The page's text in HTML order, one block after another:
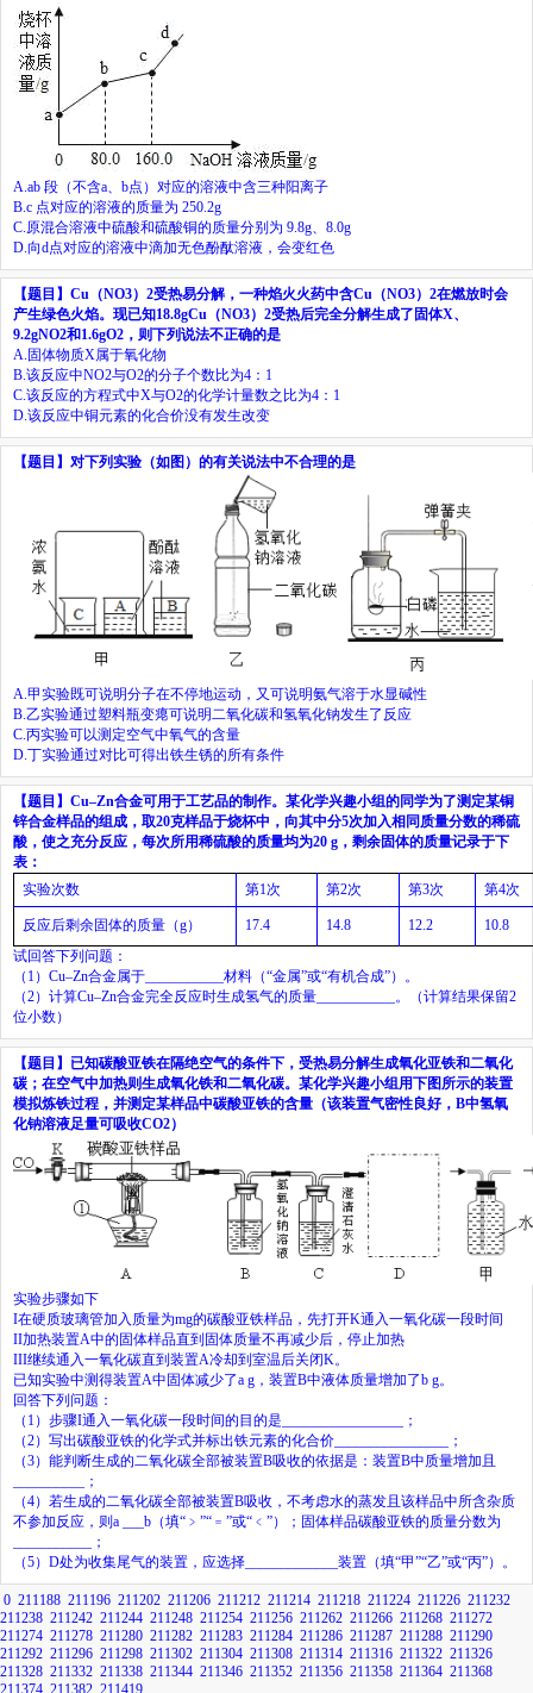
A. ab 段（不含a b点）对应的溶液中含三种阳离子
B. c 点对应的溶液的质量为 250.2g
C. 原混合溶液中硫酸和硫酸铜的质量分别为 9.8g
8.0g
D. 向d点对应的溶液中滴加无色酚酞溶液，会变红色
【题目】 Cu （NO3） 2受热易分解，一种焰火火药中含Cu （NO3） 2在燃放时会
产生绿色火焰。现已知18.8gCu （NO3） 2受热后完全分解生成了固体X、
9.2gNO2和1.6gO2 ，则下列说法不正确的是
A. 固体物质X 属于氧化物
B. 该反应中NO2与O2的分子个数比为4 ： 1
C. 该反应的方程式中X与O2的化学计量数之比为4 ： 1
D. 该反应中铜元素的化合价没有发生改变
【题目】 对下列实验（如图）的有关说法中不合理的是
A. 甲实验既可说明分子在不停地运动，又可说明氨气溶于水显碱性
B. 乙实验通过塑料瓶变瘪可说明二氧化碳和氢氧化钠发生了反应
C. 丙实验可以测定空气中氧气的含量
D. 丁实验通过对比可得出铁生锈的所有条件
【题目】 Cu–Zn合金可用于工艺品的制作。某化学兴趣小组的同学为了测定某铜
锌合金样品的组成，取20克样品于烧杯中，向其中分5次加入相同质量分数的稀硫
酸，使之充分反应，每次所用稀硫酸的质量均为20 g ，剩余固体的质量记录于下
表：
实验次数
第1 次 第2次 第3次 第4次
反应后剩余固体的质量（g） 17.4 14.8 12.2
10.8
试回答下列问题：
（ 1 ） Cu–Zn合金属于
材料（“金属”或“有机合成”）。
（2）计算Cu–Zn合金完全反应时生成氢气的质量 。（计算结果保留2
位小数）
【题目】 已知碳酸亚铁在隔绝空气的条件下，受热易分解生成氧化亚铁和二氧化
碳；在空气中加热则生成氧化铁和二氧化碳。某化学兴趣小组用下图所示的装置
模拟炼铁过程，并测定某样品中碳酸亚铁的含量（该装置气密性良好， B中氢氧
化钠溶液足量可吸收CO2）
实验步骤如下
I在硬质玻璃管加入质量为mg的碳酸亚铁样品，先打开K通入一氧化碳一段时间
II加热装置A中的固体样品直到固体质量不再减少后，停止加热
III继续通入一氧化碳直到装置A冷却到室温后关闭K 。
已知实验中测得装置A中固体减少了a g ，装置B中液体质量增加了b g。
回答下列问题：
（ 1 ）步骤I通入一氧化碳一段时间的目的是
；
（2）写出碳酸亚铁的化学式并标出铁元素的化合价
；
（3）能判断生成的二氧化碳全部被装置B吸收的依据是：装置B中质量增加且
；
（4）若生成的二氧化碳全部被装置B吸收，不考虑水的蒸发且该样品中所含杂质
不参加反应，则a b （填“﹥”“﹦”或“﹤”）；固体样品碳酸亚铁的质量分数为
；
（5） D处为收集尾气的装置，应选择 装置（填“甲”“乙”或“丙”）。
0 211188 211196 211202 211206 211212 211214 211218 211224 211226 211232
211238 211242 211244 211248 211254 211256 211262 211266 211268 211272
211274 211278 211280 211282 211283 211284 211286 211287 211288 211290
211292 211296 211298 211302 211304 211308 211314 211316 211322 211326
211328 211332 211338 211344 211346 211352 211356 211358 211364 211368
211374 211382 211419